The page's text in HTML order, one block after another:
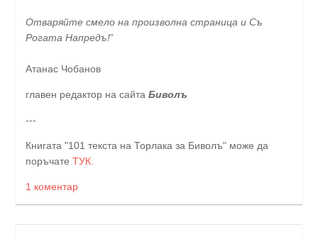
Отваряйте смело на произволна страница и Съ
Рогата Напредъ!”
Атанас Чобанов
главен редактор на сайта Биволъ
---
Книгата "101 текста на Торлака за Биволъ" може да
поръчате ТУК.
1 коментар